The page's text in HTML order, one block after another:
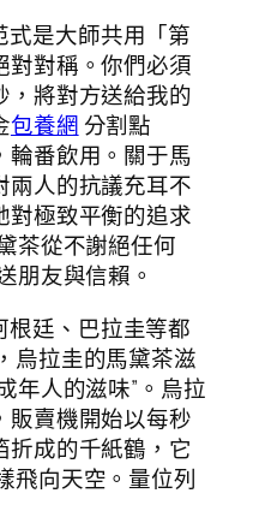
是大師共用「第
對對稱。你們必須
，將對方送給我的
包養網分割點
輪番飲用。關于馬
兩人的抗議充耳不
對極致平衡的追求
茶從不謝絕任何
朋友與信賴。
廷、巴拉圭等都
烏拉圭的馬黛茶滋
年人的滋味”。烏拉
販賣機開始以每秒
成的千紙鶴，它
飛向天空。量位列